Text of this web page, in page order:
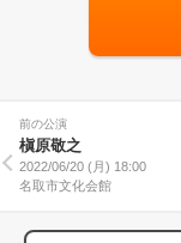
前の公演
槇原敬之
2022/06/20 (月) 18:00
名取市文化会館